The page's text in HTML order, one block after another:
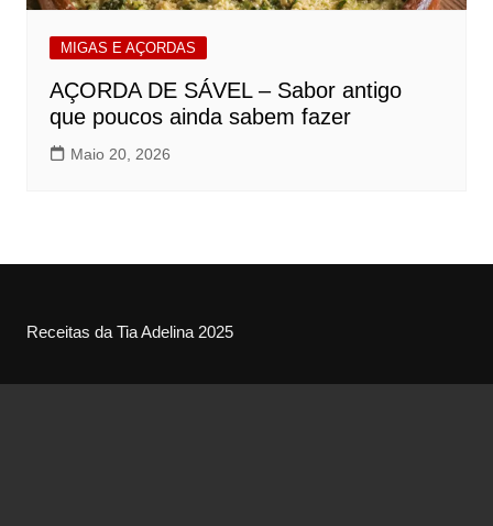
MIGAS E AÇORDAS
AÇORDA DE SÁVEL – Sabor antigo
que poucos ainda sabem fazer
Maio 20, 2026
Receitas da Tia Adelina 2025